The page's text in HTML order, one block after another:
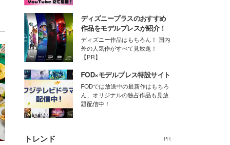
ディズニープラスのおすすめ
作品をモデルプレスが紹介！
ディズニー作品はもちろん！ 国内
外の人気作がすべて見放題！
【PR】
FOD×モデルプレス特設サイト
FODでは放送中の最新作はもちろ
ん、オリジナルの独占作品も見放
題配信中！
トレンド PR